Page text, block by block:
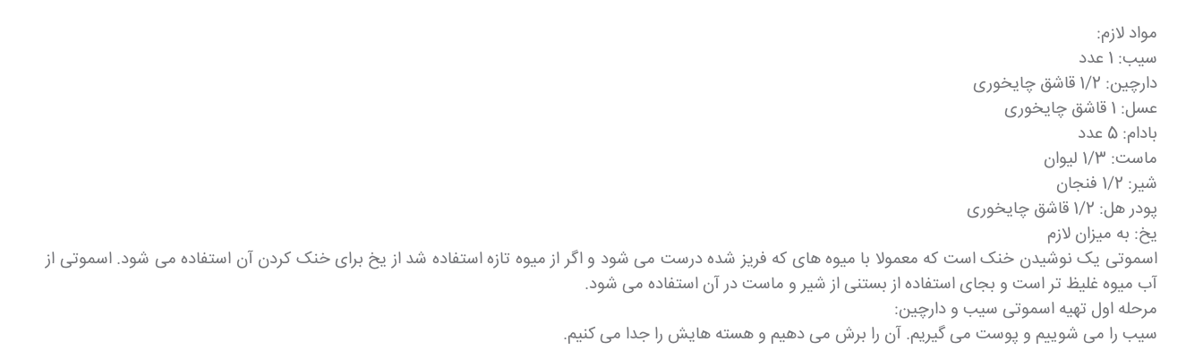
مواد لازم:
سیب: 1 عدد
دارچین: 1/2 قاشق چایخوری
عسل: 1 قاشق چایخوری
بادام: 5 عدد
ماست: 1/3 لیوان
شیر: 1/2 فنجان
پودر هل: 1/2 قاشق چایخوری
یخ: به میزان لازم
اسموتی یک نوشیدن خنک است که معمولا با میوه های که فریز شده درست می شود و اگر از میوه تازه استفاده شد از یخ برای خنک کردن آن استفاده می شود. اسموتی از
آب میوه غلیظ تر است و بجای استفاده از بستنی از شیر و ماست در آن استفاده می شود.
مرحله اول تهیه اسموتی سیب و دارچین:
سیب را می شوییم و پوست می گیریم. آن را برش می دهیم و هسته هایش را جدا می کنیم.